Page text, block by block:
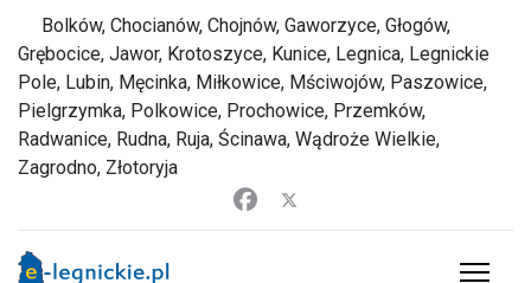
Bolków, Chocianów, Chojnów, Gaworzyce, Głogów,
Grębocice, Jawor, Krotoszyce, Kunice, Legnica, Legnickie
Pole, Lubin, Męcinka, Miłkowice, Mściwojów, Paszowice,
Pielgrzymka, Polkowice, Prochowice, Przemków,
Radwanice, Rudna, Ruja, Ścinawa, Wądroże Wielkie,
Zagrodno, Złotoryja